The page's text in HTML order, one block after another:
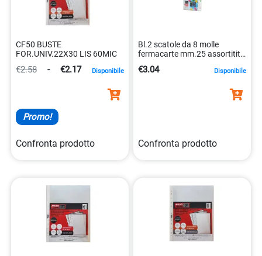
CF50 BUSTE
FOR.UNIV.22X30 LIS 60MIC
€2.58 €2.17 Disponibile
Promo!
Confronta prodotto
Bl.2 scatole da 8 molle
fermacarte mm.25 assortitite
e nere
€3.04 Disponibile
Confronta prodotto